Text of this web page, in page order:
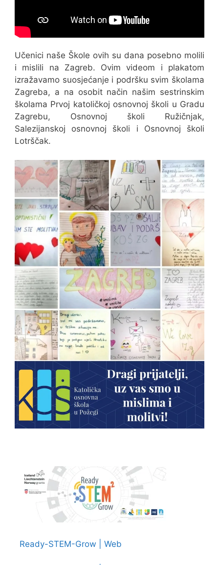
Učenici naše Škole ovih su dana posebno molili
i mislili na Zagreb. Ovim videom i plakatom
izražavamo suosjećanje i podršku svim školama
Zagreba, a na osobit način našim sestrinskim
školama Prvoj katoličkoj osnovnoj školi u Gradu
Zagrebu, Osnovnoj školi Ružičnjak,
Salezijanskoj osnovnoj školi i Osnovnoj školi
Lotrščak.
Ready-STEM-Grow | Web